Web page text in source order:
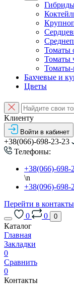
Томаты
Томаты
Бахчевые и
Цветы
Клиенту
Войти в кабинет
+38(066)-698-23-23
Телефоны:
+38(066)-698-
\n
+38(096)-698-
Перейти в контакты
0
0 0
Каталог
Главная
Закладки
0
Сравнить
0
Контакты